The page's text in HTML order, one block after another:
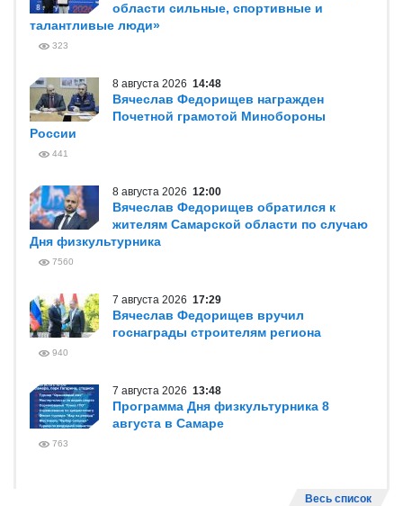
области сильные, спортивные и
талантливые люди»
323
8 августа 2026 14:48
Вячеслав Федорищев награжден
Почетной грамотой Минобороны
России
441
8 августа 2026 12:00
Вячеслав Федорищев обратился к
жителям Самарской области по случаю
Дня физкультурника
7560
7 августа 2026 17:29
Вячеслав Федорищев вручил
госнаграды строителям региона
940
7 августа 2026 13:48
Программа Дня физкультурника 8
августа в Самаре
763
Весь список